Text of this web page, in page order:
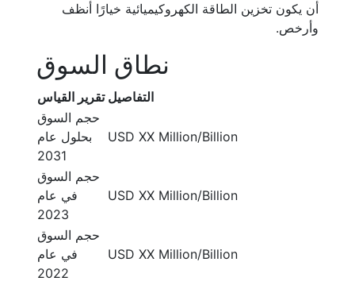
أن يكون تخزين الطاقة الكهروكيميائية خيارًا أنظف
وأرخص.
نطاق السوق
تقرير القياس التفاصيل
حجم السوق
بحلول عام
2031
USD XX Million/Billion
حجم السوق
في عام
2023
USD XX Million/Billion
حجم السوق
في عام
2022
USD XX Million/Billion